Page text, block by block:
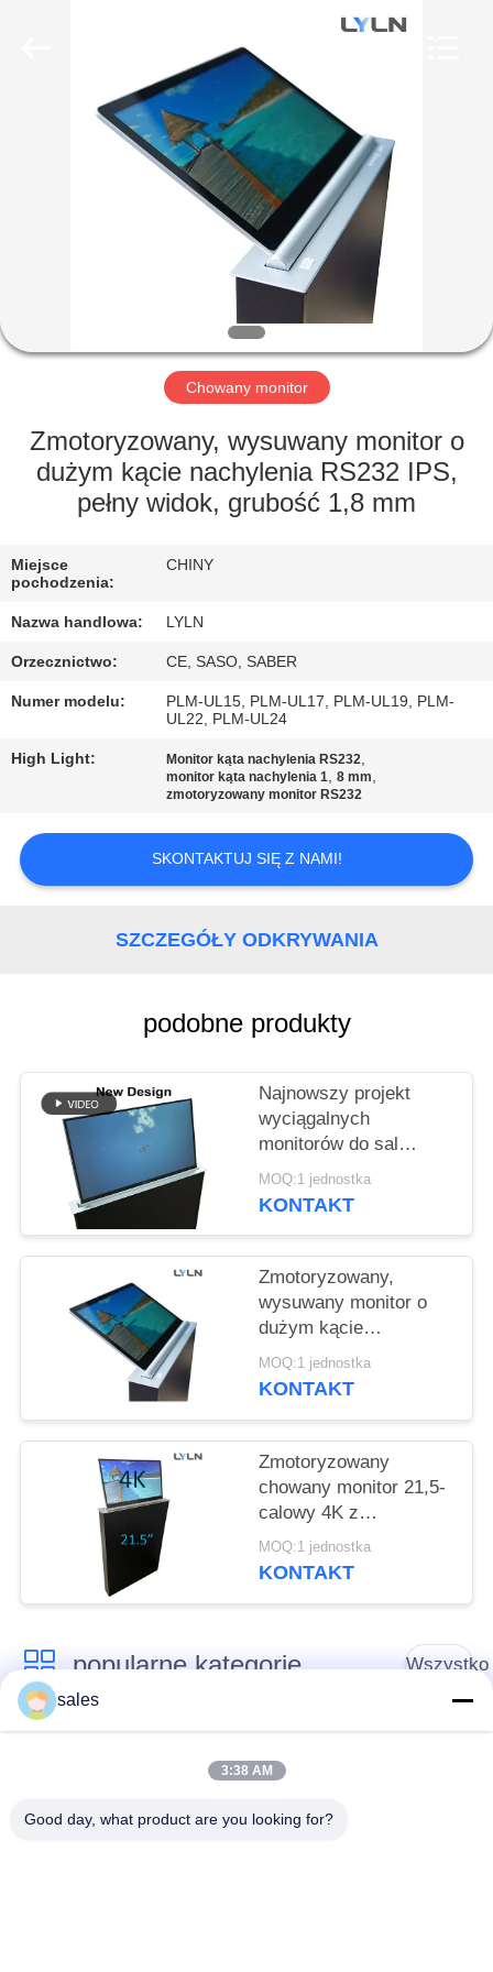
PRODUKTY
O
NAS
WYCIECZKA
PO
FABRYCE
KONTROLA
JAKOŚCI
SKONTAKTUJ
SIĘ
Z
AKTUALNOŚCI
SPRAWY
WYCENĘ
SITEMAP
POLITYKA
PRYWATNOŚCI
Chowany monitor
Zmotoryzowany, wysuwany monitor o
dużym kącie nachylenia RS232 IPS,
pełny widok, grubość 1,8 mm
Miejsce
pochodzenia:
CHINY
Nazwa handlowa: LYLN
Orzecznictwo: CE, SASO, SABER
Numer modelu:
PLM-UL15, PLM-UL17, PLM-UL19, PLM-
UL22, PLM-UL24
High Light: Monitor kąta nachylenia RS232,
monitor kąta nachylenia 1,8 mm,
zmotoryzowany monitor RS232
SKONTAKTUJ SIĘ Z NAMI!
SZCZEGÓŁY ODKRYWANIA
podobne produkty
Najnowszy projekt
wyciągalnych
monitorów do sal
konferencyjnych i
szkoleń
MOQ:1 jednostka
KONTAKT
Zmotoryzowany,
wysuwany monitor o
dużym kącie
nachylenia RS232 IPS,
pełny widok, grubość
MOQ:1 jednostka
KONTAKT
Zmotoryzowany
chowany monitor 21,5-
calowy 4K z
regulowanym kątem
nachylenia
MOQ:1 jednostka
KONTAKT
popularne kategorie Wszystko
Wysuwany monitor i
mikrofon
gniazdo do stołu
zmotoryzowany
sales
3:38 AM
Good day, what product are you looking for?